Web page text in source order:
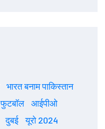
भारत बनाम पाकिस्तान
फुटबॉल
आईपीओ
दुबई
यूरो 2024